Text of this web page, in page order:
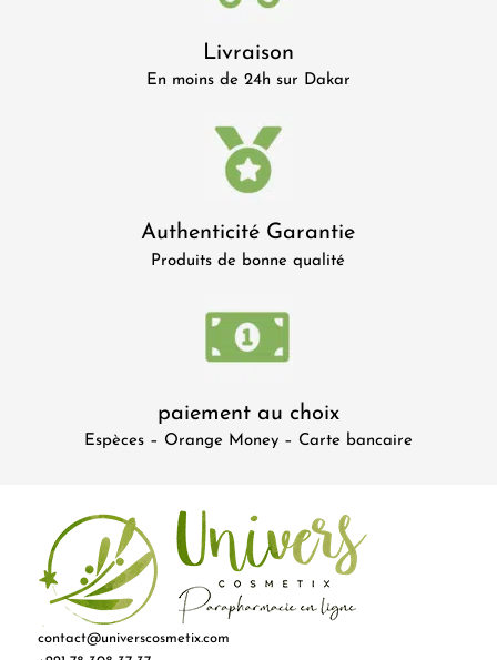
Livraison
En moins de 24h sur Dakar
Authenticité Garantie
Produits de bonne qualité
paiement au choix
Espèces – Orange Money – Carte bancaire
contact@universcosmetix.com